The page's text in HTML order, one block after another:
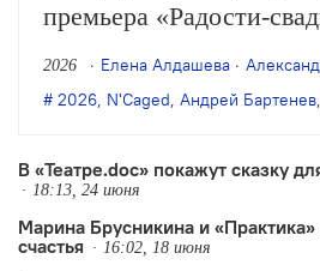
премьера «Радости-
с подменой невесты и
происшествиями» —
Бартеневым, Катей
Владимиром Ранневым,
Некрасовой и
2026 Елена Алдашева
2026, N'Caged, Андрей Бартенев,
В «Театре.doc» покажут сказку
18:13, 24 июня
Марина Брусникина и
счастья
16:02, 18 июня